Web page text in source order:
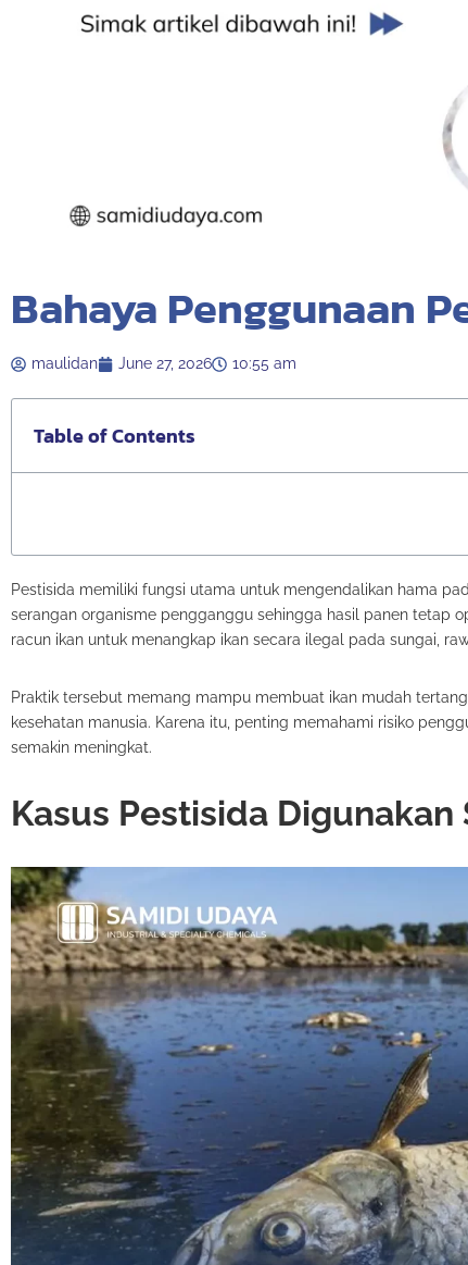
Bahaya Penggunaan
maulidan June 27, 2026 10:55 am
Table of Contents
Pestisida memiliki fungsi utama untuk mengendalikan hama
serangan organisme pengganggu sehingga hasil panen tetap
racun ikan untuk menangkap ikan secara ilegal pada sungai,
Praktik tersebut memang mampu membuat ikan mudah
kesehatan manusia. Karena itu, penting memahami risiko
semakin meningkat.
Kasus Pestisida